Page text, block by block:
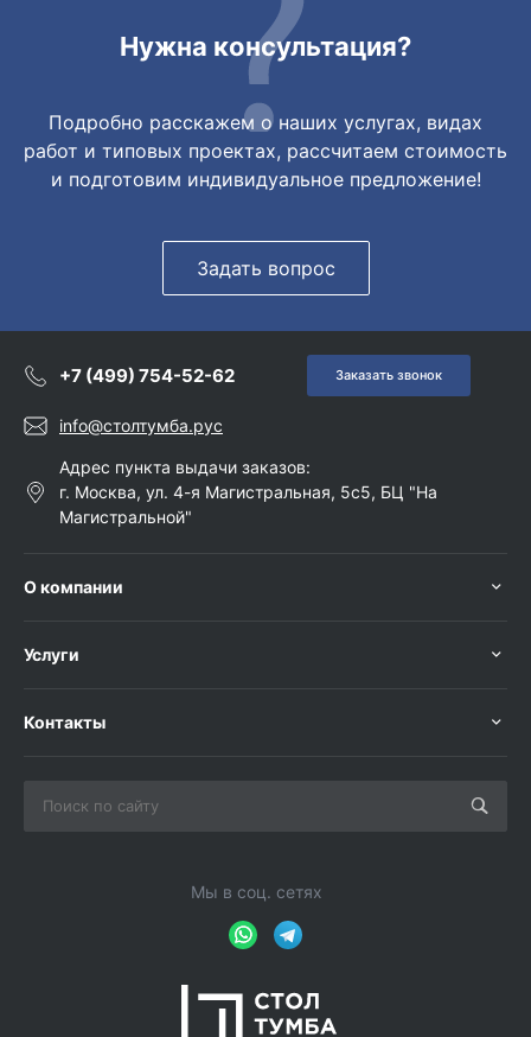
Нужна консультация?
Подробно расскажем о наших услугах, видах
работ и типовых проектах, рассчитаем стоимость
и подготовим индивидуальное предложение!
Задать вопрос
+7 (499) 754-52-62 Заказать звонок
info@столтумба.рус
Адрес пункта выдачи заказов:
г. Москва, ул. 4-я Магистральная, 5с5, БЦ "На
Магистральной"
О компании
Услуги
Контакты
Мы в соц. сетях